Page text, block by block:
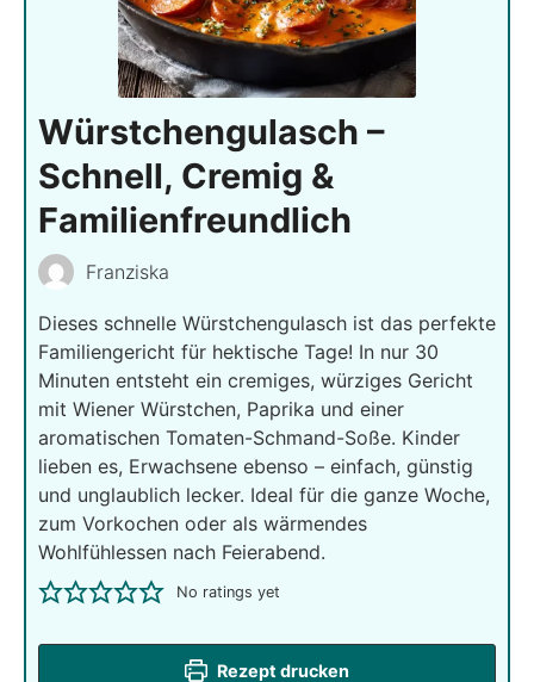
Würstchengulasch –
Schnell, Cremig &
Familienfreundlich
Franziska
Dieses schnelle Würstchengulasch ist das perfekte
Familiengericht für hektische Tage! In nur 30
Minuten entsteht ein cremiges, würziges Gericht
mit Wiener Würstchen, Paprika und einer
aromatischen Tomaten-Schmand-Soße. Kinder
lieben es, Erwachsene ebenso – einfach, günstig
und unglaublich lecker. Ideal für die ganze Woche,
zum Vorkochen oder als wärmendes
Wohlfühlessen nach Feierabend.
No ratings yet
Rezept drucken